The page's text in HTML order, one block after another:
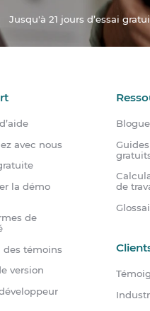
Jusqu'à 21 jours d’essai
avec nous
la démo
de
des témoins
version
Blogue
de